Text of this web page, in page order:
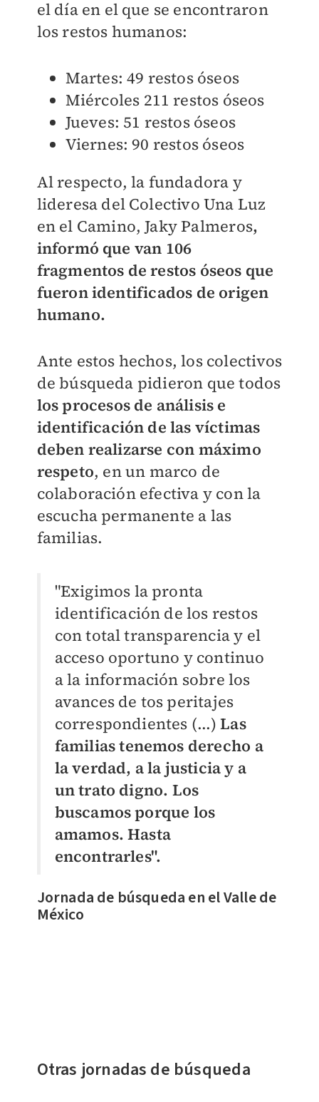
el día en el que se encontraron
los restos humanos:
Martes: 49 restos óseos
Miércoles 211 restos óseos
Jueves: 51 restos óseos
Viernes: 90 restos óseos
Al respecto, la fundadora y
lideresa del Colectivo Una Luz
en el Camino, Jaky Palmeros,
informó que van 106
fragmentos de restos óseos que
fueron identificados de origen
humano.
Ante estos hechos, los colectivos
de búsqueda pidieron que todos
los procesos de análisis e
identificación de las víctimas
deben realizarse con máximo
respeto, en un marco de
colaboración efectiva y con la
escucha permanente a las
familias.
"Exigimos la pronta
identificación de los restos
con total transparencia y el
acceso oportuno y continuo
a la información sobre los
avances de tos peritajes
correspondientes (...)Las
familias tenemos derecho a
la verdad, a la justicia y a
un trato digno. Los
buscamos porque los
amamos. Hasta
encontrarles".
Jornada de búsqueda en el Valle de
México
Otras jornadas de búsqueda